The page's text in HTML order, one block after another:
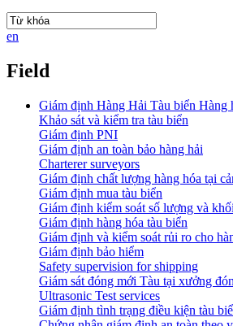
en
Field
Giám định Hàng Hải Tàu biển Hàng
Khảo sát và kiểm tra tàu biển
Giám định PNI
Giám định an toàn bảo hàng hải
Charterer surveyors
Giám định chất lượng hàng hóa tại
​Giám định mua tàu biển
Giám định kiểm soát số lượng và
Giám định hàng hóa tàu biển
Giám định và kiểm soát rủi ro cho
Giám định bảo hiểm
Safety supervision for shipping
Giám sát đóng mới Tàu tại xưởng
Ultrasonic Test services
Giám định tình trạng điều kiện tàu